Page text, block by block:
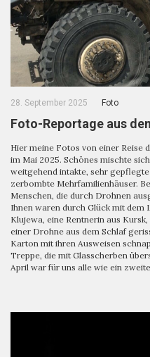
28. September 2025 Foto
Foto-Reportage aus
Hier meine Fotos von einer Reise
im Mai 2025. Schönes mischte
weitgehend intakte, sehr
zerbombte Mehrfamilienhäuser.
Menschen, die durch Drohnen
Ihnen waren durch Glück mit dem
Klujewa, eine Rentnerin aus
einer Drohne aus dem Schlaf
Karton mit ihren Ausweisen
Treppe, die mit Glasscherben
April war für uns alle wie ein